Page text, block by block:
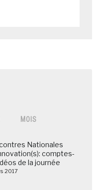
MOIS
Nationales
comptes-
de la journée
2017